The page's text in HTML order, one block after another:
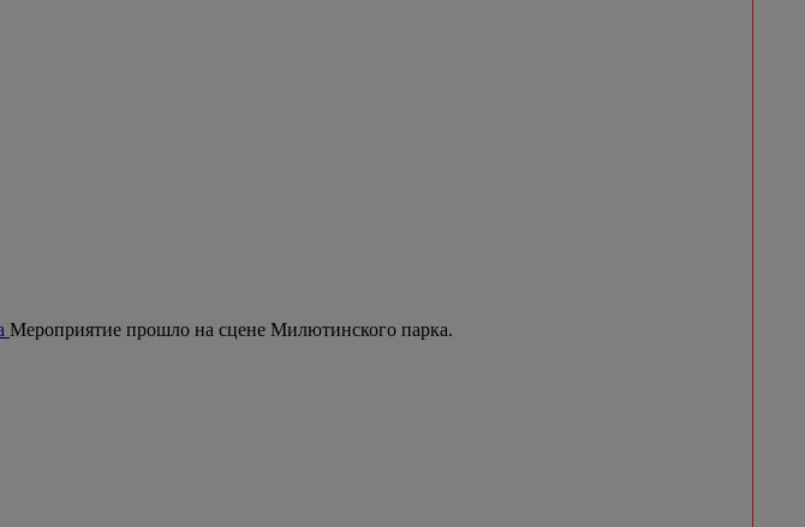
Мероприятие прошло на сцене Милютинского парка.